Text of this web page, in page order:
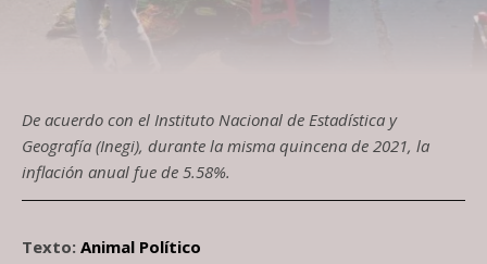
De acuerdo con el Instituto Nacional de Estadística y
Geografía (Inegi), durante la misma quincena de 2021, la
inflación anual fue de 5.58%.
Texto: Animal Político